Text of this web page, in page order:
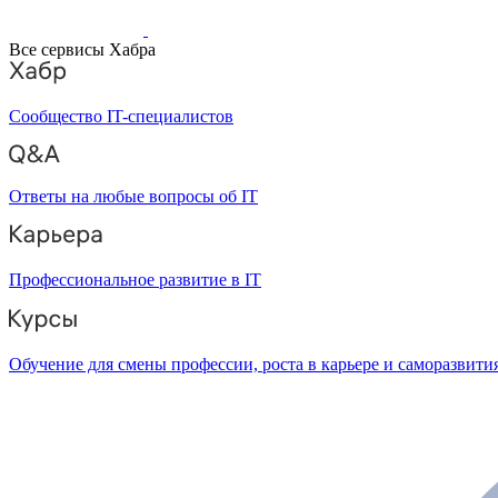
Все сервисы Хабра
Сообщество IT-специалистов
Ответы на любые вопросы об IT
Профессиональное развитие в IT
Обучение для смены профессии, роста в карьере и